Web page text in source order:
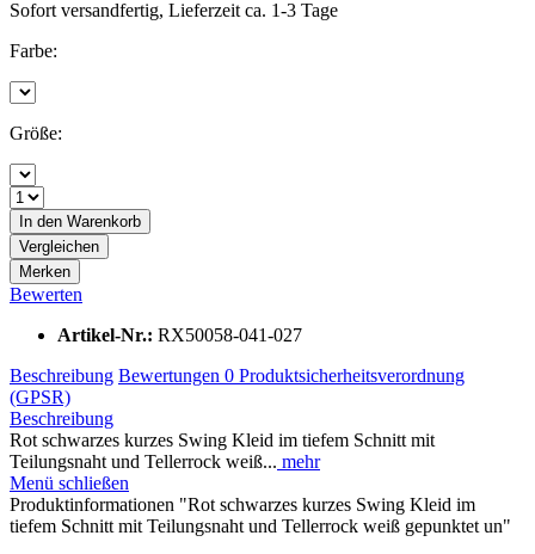
Sofort versandfertig, Lieferzeit ca. 1-3 Tage
Farbe:
Größe:
In den Warenkorb
Vergleichen
Merken
Bewerten
Artikel-Nr.: RX50058-041-027
Beschreibung Bewertungen 0 Produktsicherheitsverordnung
(GPSR)
Beschreibung
Rot schwarzes kurzes Swing Kleid im tiefem Schnitt mit
Teilungsnaht und Tellerrock weiß... mehr
Menü schließen
Produktinformationen "Rot schwarzes kurzes Swing Kleid im
tiefem Schnitt mit Teilungsnaht und Tellerrock weiß gepunktet un"